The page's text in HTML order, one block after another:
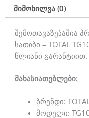
მიმოხილვა (0)
შემოთავაზებაშია
სათიბი – TOTAL
წლიანი გარანტიით.
მახასიათებლები:
ბრენდი: TOTAL
მოდელი: